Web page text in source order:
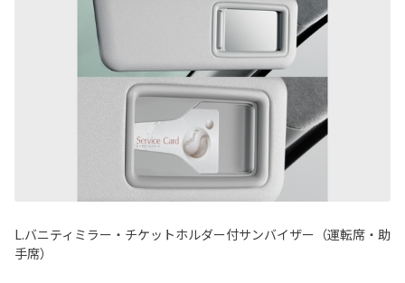
L.バニティミラー・チケットホルダー付サンバイザー（運転席・助
手席）